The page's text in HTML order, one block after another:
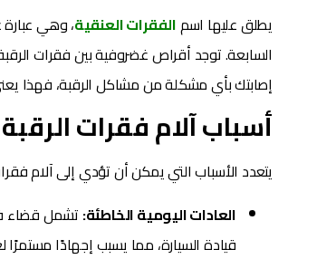
يطلق عليها اسمالفقرات العنقية، وهي
السابعة. توجد أقراص غضروفية بين فقرات
إصابتك بأي مشكلة من مشاكل الرقبة، فهذا
أسباب آلام فقرات الرقبة
يتعدد الأسباب التي يمكن أن تؤدي إلى آلام
العادات اليومية الخاطئة: تشمل قضاء
قيادة السيارة، مما يسبب إجهادًا